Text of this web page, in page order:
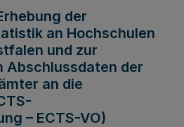
der
an Hochschulen
und zur
Abschlussdaten der
an die
– ECTS-VO)